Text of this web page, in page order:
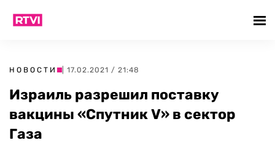
НОВОСТИ | 17.02.2021 / 21:48
Израиль разрешил поставку
вакцины «Спутник V» в сектор
Газа